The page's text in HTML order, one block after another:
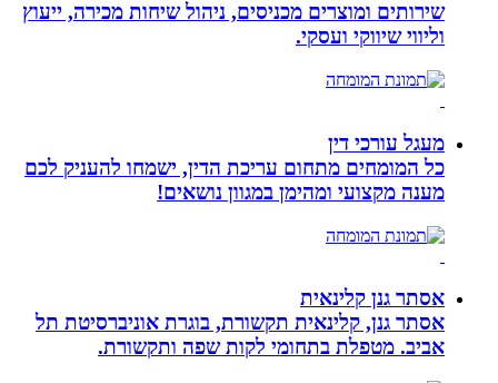
שירותים ומוצרים מכניסים, ניהול שיחות מכירה, ייעוץ
וליווי שיווקי ועסקי.
מעגל עורכי דין
כל המומחים מתחום עריכת הדין, ישמחו להעניק לכם
מענה מקצועי ומהימן במגוון נושאים!
אסתר גנן קלינאית
אסתר גנן, קלינאית תקשורת, בוגרת אוניברסיטת תל
אביב. מטפלת בתחומי לקות שפה ותקשורת.